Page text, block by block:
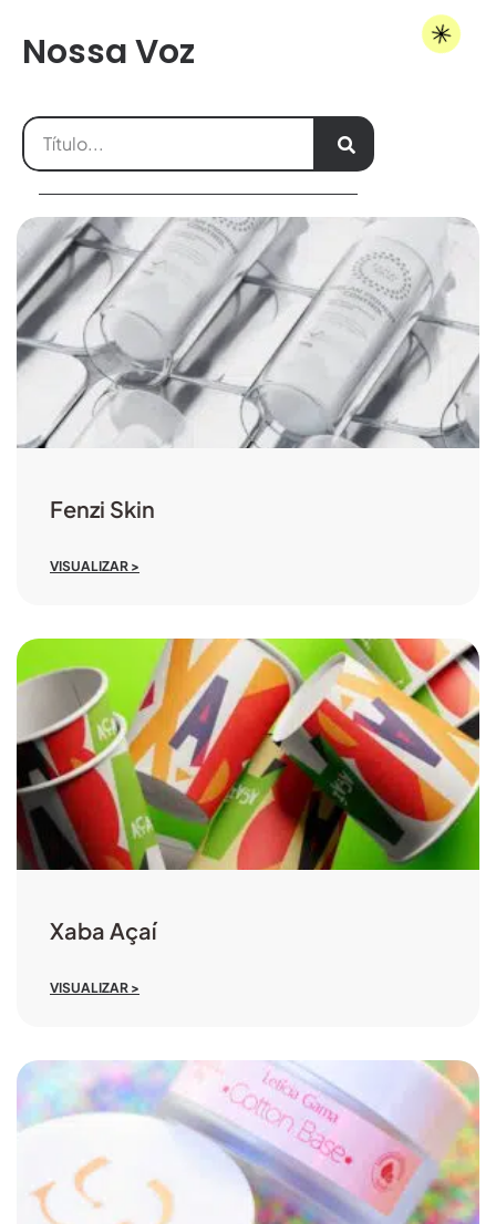
Nossa Voz
Fenzi Skin
VISUALIZAR >
Xaba Açaí
VISUALIZAR >